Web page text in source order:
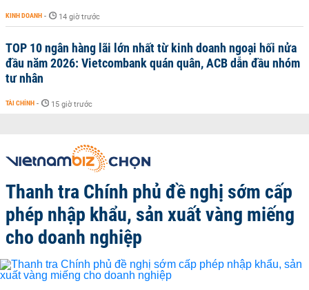
KINH DOANH - 14 giờ trước
TOP 10 ngân hàng lãi lớn nhất từ kinh doanh ngoại hối nửa
đầu năm 2026: Vietcombank quán quân, ACB dẫn đầu nhóm
tư nhân
TÀI CHÍNH - 15 giờ trước
Thanh tra Chính phủ đề nghị sớm cấp
phép nhập khẩu, sản xuất vàng miếng
cho doanh nghiệp